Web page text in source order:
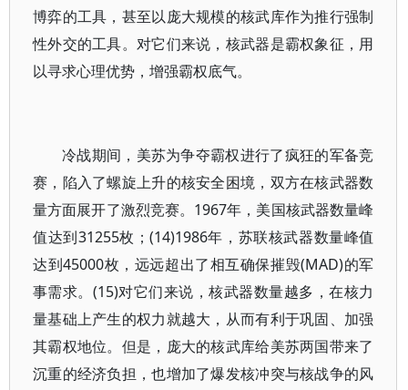
博弈的工具，甚至以庞大规模的核武库作为推行强制
性外交的工具。对它们来说，核武器是霸权象征，用
以寻求心理优势，增强霸权底气。
冷战期间，美苏为争夺霸权进行了疯狂的军备竞
赛，陷入了螺旋上升的核安全困境，双方在核武器数
量方面展开了激烈竞赛。1967年，美国核武器数量峰
值达到31255枚；(14)1986年，苏联核武器数量峰值
达到45000枚，远远超出了相互确保摧毁(MAD)的军
事需求。(15)对它们来说，核武器数量越多，在核力
量基础上产生的权力就越大，从而有利于巩固、加强
其霸权地位。但是，庞大的核武库给美苏两国带来了
沉重的经济负担，也增加了爆发核冲突与核战争的风